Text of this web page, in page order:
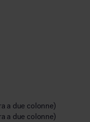
a due colonne)
a due colonne)